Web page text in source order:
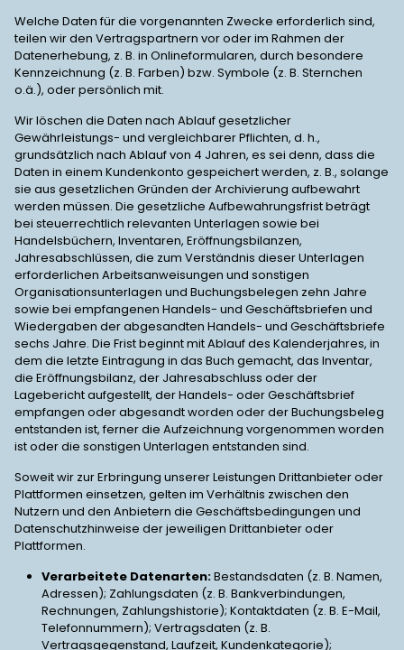
Welche Daten für die vorgenannten Zwecke erforderlich sind,
teilen wir den Vertragspartnern vor oder im Rahmen der
Datenerhebung, z. B. in Onlineformularen, durch besondere
Kennzeichnung (z. B. Farben) bzw. Symbole (z. B. Sternchen
o.ä.), oder persönlich mit.
Wir löschen die Daten nach Ablauf gesetzlicher
Gewährleistungs- und vergleichbarer Pflichten, d. h.,
grundsätzlich nach Ablauf von 4 Jahren, es sei denn, dass die
Daten in einem Kundenkonto gespeichert werden, z. B., solange
sie aus gesetzlichen Gründen der Archivierung aufbewahrt
werden müssen. Die gesetzliche Aufbewahrungsfrist beträgt
bei steuerrechtlich relevanten Unterlagen sowie bei
Handelsbüchern, Inventaren, Eröffnungsbilanzen,
Jahresabschlüssen, die zum Verständnis dieser Unterlagen
erforderlichen Arbeitsanweisungen und sonstigen
Organisationsunterlagen und Buchungsbelegen zehn Jahre
sowie bei empfangenen Handels- und Geschäftsbriefen und
Wiedergaben der abgesandten Handels- und Geschäftsbriefe
sechs Jahre. Die Frist beginnt mit Ablauf des Kalenderjahres, in
dem die letzte Eintragung in das Buch gemacht, das Inventar,
die Eröffnungsbilanz, der Jahresabschluss oder der
Lagebericht aufgestellt, der Handels- oder Geschäftsbrief
empfangen oder abgesandt worden oder der Buchungsbeleg
entstanden ist, ferner die Aufzeichnung vorgenommen worden
ist oder die sonstigen Unterlagen entstanden sind.
Soweit wir zur Erbringung unserer Leistungen Drittanbieter oder
Plattformen einsetzen, gelten im Verhältnis zwischen den
Nutzern und den Anbietern die Geschäftsbedingungen und
Datenschutzhinweise der jeweiligen Drittanbieter oder
Plattformen.
Verarbeitete Datenarten:Bestandsdaten (z. B. Namen,
Adressen); Zahlungsdaten (z. B. Bankverbindungen,
Rechnungen, Zahlungshistorie); Kontaktdaten (z. B. E-Mail,
Telefonnummern); Vertragsdaten (z. B.
Vertragsgegenstand, Laufzeit, Kundenkategorie);